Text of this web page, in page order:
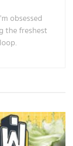
obsessed
the freshest